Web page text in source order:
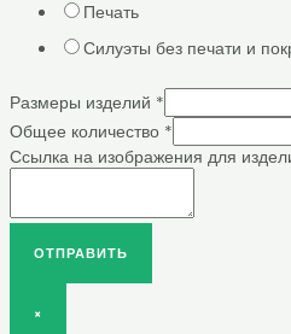
Печать
Силуэты без печати и
Размеры изделий *
Общее количество *
Ссылка на изображения для
ОТПРАВИТЬ
×